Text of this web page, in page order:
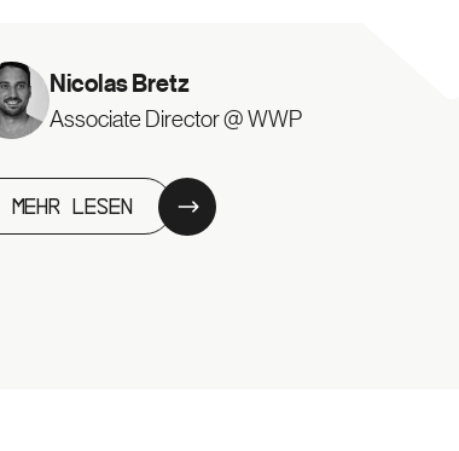
Nicolas Bretz
Associate Director @ WWP
Mehr lesen